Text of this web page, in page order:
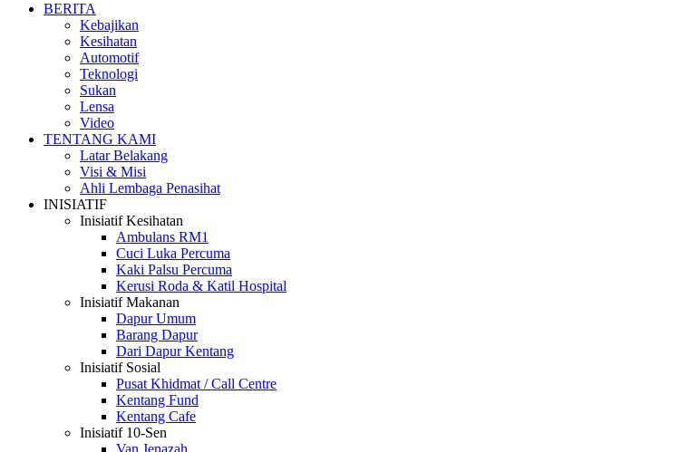
BERITA
Kebajikan
Kesihatan
Automotif
Teknologi
Sukan
Lensa
Video
TENTANG KAMI
Latar Belakang
Visi & Misi
Ahli Lembaga Penasihat
INISIATIF
Inisiatif Kesihatan
Ambulans RM1
Cuci Luka Percuma
Kaki Palsu Percuma
Kerusi Roda & Katil Hospital
Inisiatif Makanan
Dapur Umum
Barang Dapur
Dari Dapur Kentang
Inisiatif Sosial
Pusat Khidmat / Call Centre
Kentang Fund
Kentang Cafe
Inisiatif 10-Sen
Van Jenazah